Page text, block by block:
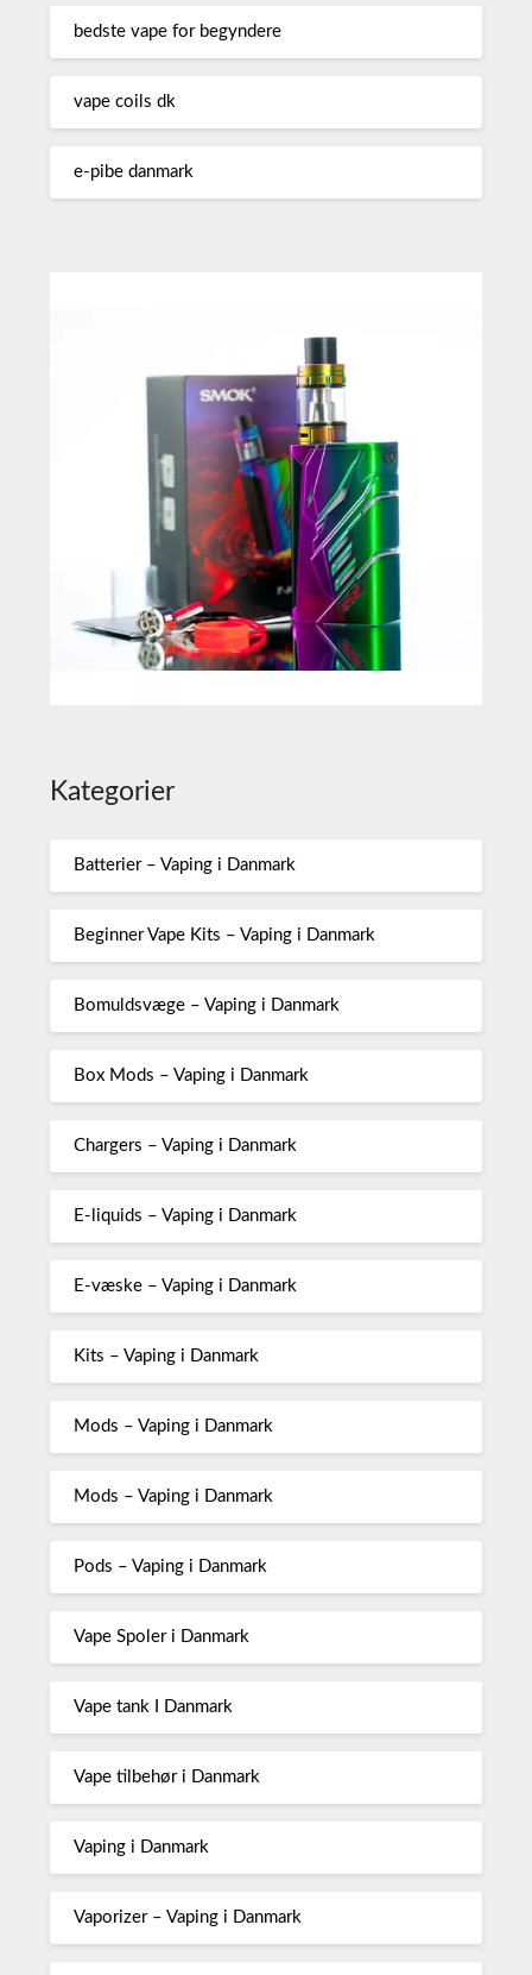
bedste vape for begyndere
vape coils dk
e-pibe danmark
Kategorier
Batterier – Vaping i Danmark
Beginner Vape Kits – Vaping i Danmark
Bomuldsvæge – Vaping i Danmark
Box Mods – Vaping i Danmark
Chargers – Vaping i Danmark
E-liquids – Vaping i Danmark
E-væske – Vaping i Danmark
Kits – Vaping i Danmark
Mods – Vaping i Danmark
Mods – Vaping i Danmark
Pods – Vaping i Danmark
Vape Spoler i Danmark
Vape tank I Danmark
Vape tilbehør i Danmark
Vaping i Danmark
Vaporizer – Vaping i Danmark